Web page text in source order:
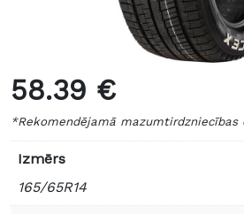
58.39 €
*Rekomendējamā mazumtirdzniecības
Izmērs
165/65R14